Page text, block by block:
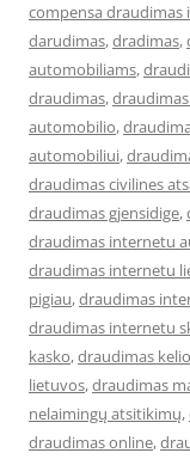
compensa draudimas
darudimas,dradimas,
automobiliams,
draudimas,
automobilio,
automobiliui,
draudimas civilines
draudimas gjensidige,
draudimas internetu
draudimas internetu
pigiau,draudimas
draudimas internetu
kasko,draudimas
lietuvos,draudimas
nelaimingų atsitikimų,
draudimas online,